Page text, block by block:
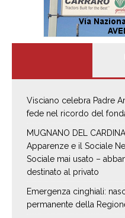
Visciano celebra Padre
fede nel ricordo del
MUGNANO DEL
Apparenze e il Sociale
Sociale mai usato –
destinato al privato
Emergenza cinghiali:
permanente della